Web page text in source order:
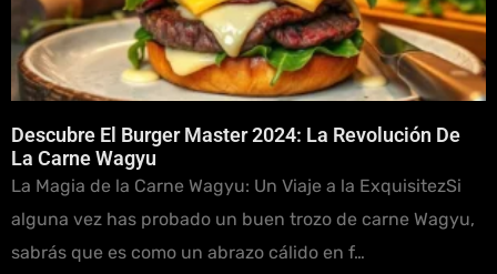
Descubre El Burger Master 2024: La Revolución De
La Carne Wagyu
La Magia de la Carne Wagyu: Un Viaje a la ExquisitezSi
alguna vez has probado un buen trozo de carne Wagyu,
sabrás que es como un abrazo cálido en f…